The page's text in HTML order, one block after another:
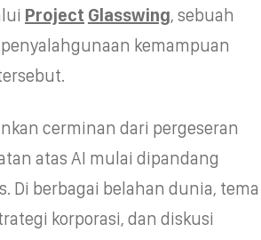
Project Glasswing, sebuah
kemampuan
cerminan dari pergeseran
atas AI mulai dipandang
Di berbagai belahan dunia, tema
korporasi, dan diskusi